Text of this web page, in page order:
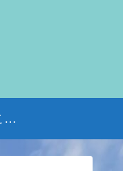
息子のブログはこちら